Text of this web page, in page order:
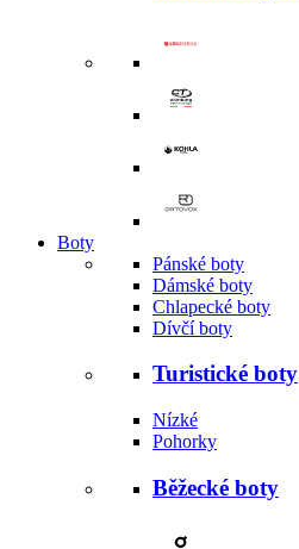
Boty
Pánské boty
Dámské boty
Chlapecké boty
Dívčí boty
Turistické boty
Nízké
Pohorky
Běžecké boty